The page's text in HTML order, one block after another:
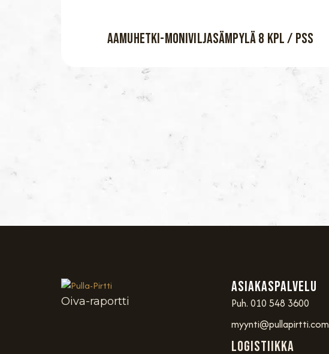
AAMUHETKI-MONIVILJASÄMPYLÄ 8 KPL / PSS
Oiva-raportti
Asiakaspalvelu
Puh. 010 548 3600
myynti@pullapirtti.com
Logistiikka